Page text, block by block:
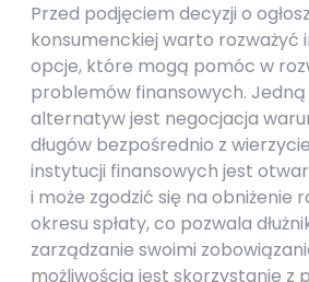
Przed podjęciem decyzji o
konsumenckiej warto rozważyć
opcje, które mogą pomóc w
problemów finansowych.
alternatyw jest negocjacja
długów bezpośrednio z
instytucji finansowych jest
i może zgodzić się na obniżenie
okresu spłaty, co pozwala
zarządzanie swoimi
możliwością jest skorzystanie z